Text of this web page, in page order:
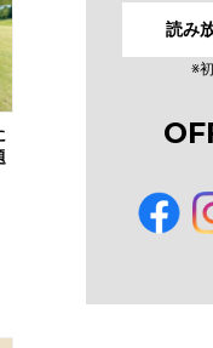
読み
※